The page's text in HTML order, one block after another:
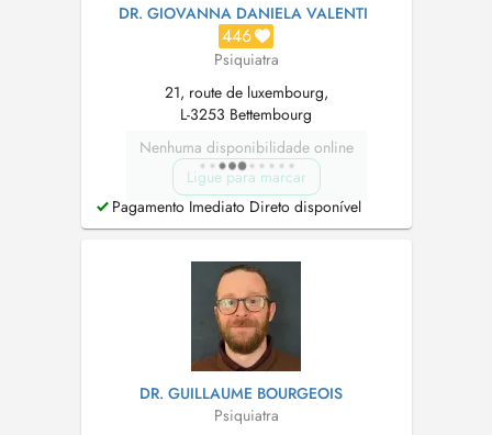
DR. GIOVANNA DANIELA VALENTI
446
Psiquiatra
21, route de luxembourg,
L-3253 Bettembourg
Nenhuma disponibilidade online
Ligue para marcar
Pagamento Imediato Direto disponível
DR. GUILLAUME BOURGEOIS
Psiquiatra